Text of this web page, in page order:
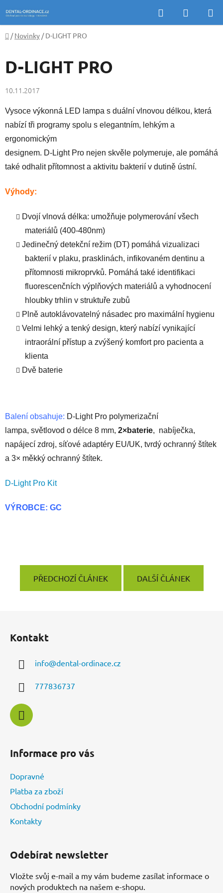
na
obsah
Hledat
KOŠÍK
Domů
/ Novinky / D-LIGHT PRO
D-LIGHT PRO
10.11.2017
Vysoce výkonná LED lampa s duální vlnovou délkou, která
nabízí tři programy spolu s elegantním, lehkým a
ergonomickým
designem. D-Light Pro nejen skvěle polymeruje, ale pomáhá
také odhalit přítomnost a aktivitu bakterií v dutině ústní.
Výhody:
Dvojí vlnová délka: umožňuje polymerování všech
materiálů (400-480nm)
Jedinečný detekční režim (DT) pomáhá vizualizaci
bakterií v plaku, prasklinách, infikovaném dentinu a
přítomnosti mikroprvků. Pomáhá také identifikaci
fluorescenčních výplňových materiálů a vyhodnocení
hloubky trhlin v struktuře zubů
Plně autoklávovatelný násadec pro maximální hygienu
Velmi lehký a tenký design, který nabízí vynikající
intraorální přístup a zvýšený komfort pro pacienta a
klienta
Dvě baterie
Balení obsahuje: D-Light Pro polymerizační
lampa, světlovod o délce 8 mm, 2×baterie, nabíječka,
napájecí zdroj, síťové adaptéry EU/UK, tvrdý ochranný štítek
a 3× měkký ochranný štítek.
D-Light Pro Kit
VÝROBCE: GC
PŘEDCHOZÍ ČLÁNEK DALŠÍ ČLÁNEK
Kontakt
info@dental-ordinace.cz
777836737
Informace pro vás
Dopravné
Platba za zboží
Obchodní podmínky
Kontakty
Odebírat newsletter
Vložte svůj e-mail a my vám budeme zasílat informace o
nových produktech na našem e-shopu.